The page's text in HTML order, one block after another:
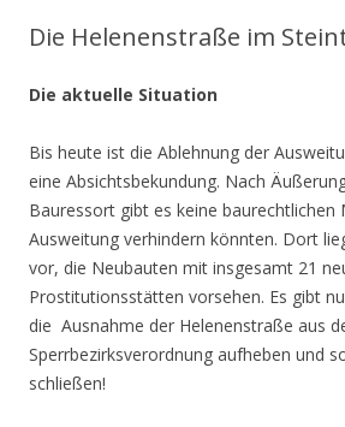
Die Helenenstraße im
Die aktuelle Situation
Bis heute ist die Ablehnung der
eine Absichtsbekundung. Nach
Bauressort gibt es keine baurechtlichen
Ausweitung verhindern könnten. Dort
vor, die Neubauten mit insgesamt 21
Prostitutionsstätten vorsehen. Es gibt
die Ausnahme der Helenenstraße aus
Sperrbezirksverordnung aufheben und
schließen!